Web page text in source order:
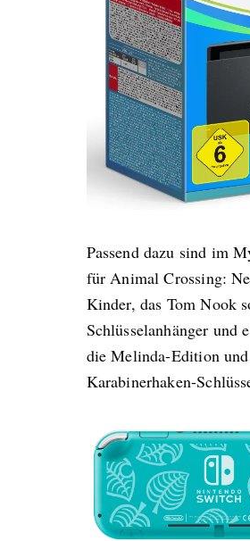
Passend dazu sind im
für Animal Crossing:
Kinder, das Tom Nook
Schlüsselanhänger
die Melinda-Edition
Karabinerhaken-